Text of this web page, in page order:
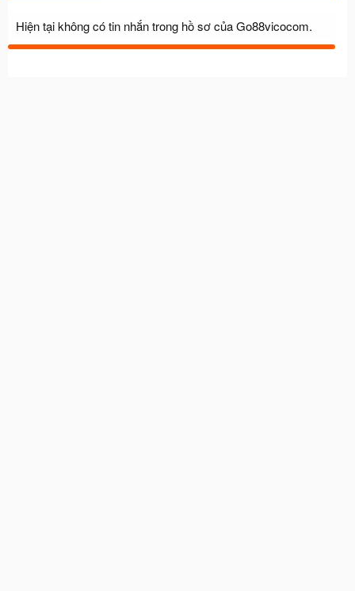
Hiện tại không có tin nhắn trong hồ sơ của Go88vicocom.